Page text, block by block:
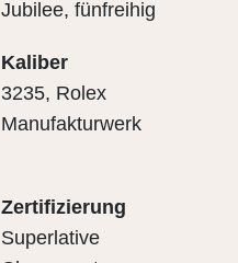
Jubilee, fünfreihig
Kaliber
3235, Rolex
Manufakturwerk
Zertifizierung
Superlative